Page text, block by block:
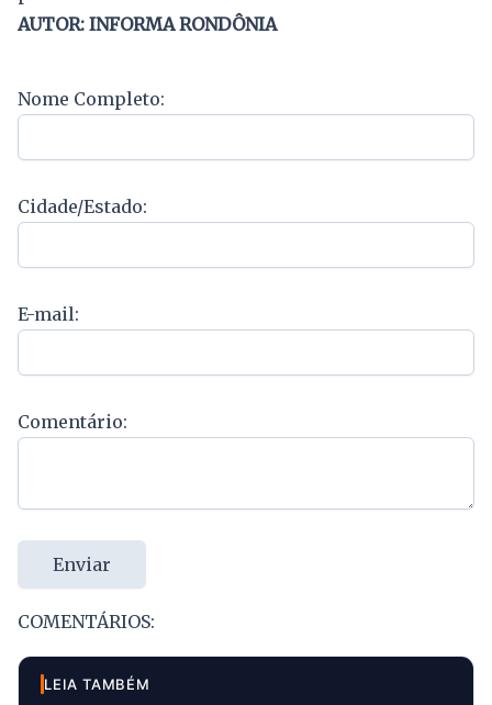
AUTOR: INFORMA RONDÔNIA
Nome Completo:
Cidade/Estado:
E-mail:
Comentário:
Enviar
COMENTÁRIOS:
LEIA TAMBÉM